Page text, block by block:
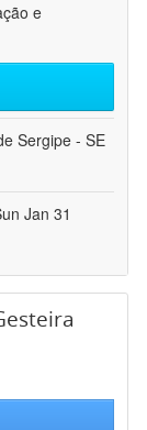
e
Sergipe - SE
Jan 31